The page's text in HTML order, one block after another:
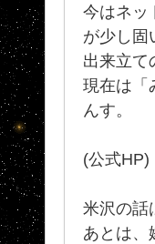
今はネッ
が少し固
出来立て
現在は「
んす。
(公式
米沢の話
あとは、